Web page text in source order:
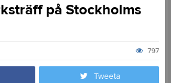
på Stockholms
797
Tweeta